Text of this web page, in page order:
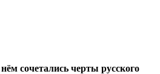
сочетались черты русского